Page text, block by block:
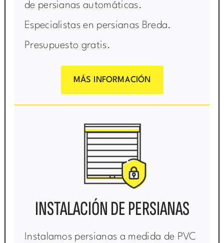
de persianas automáticas.
Especialistas en persianas Breda.
Presupuesto gratis.
MÁS INFORMACIÓN
INSTALACIÓN DE PERSIANAS
Instalamos persianas a medida de PVC